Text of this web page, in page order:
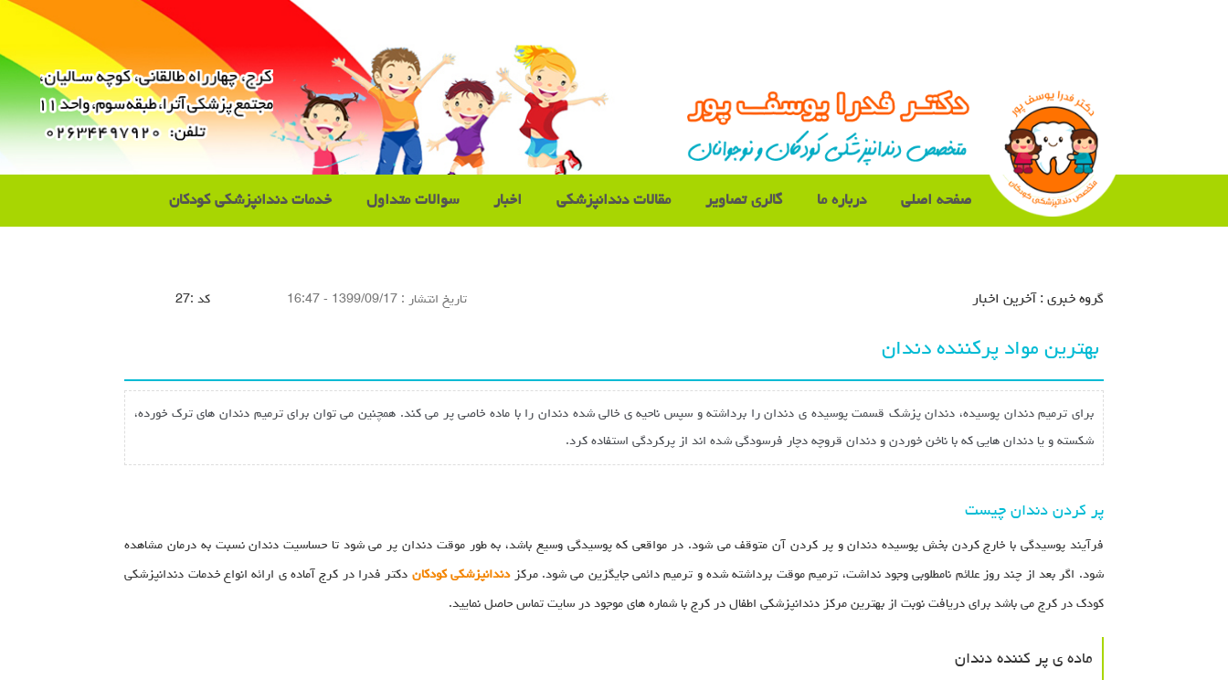
صفحه اصلی درباره ما گالری تصاویر مقالات دندانپزشکی اخبار سوالات متداول خدمات دندانپزشکی کودکان
گروه خبري : آخرین اخبار تاريخ انتشار : 1399/09/17 - 16:47 كد :27
بهترین مواد پرکننده دندان
برای ترمیم دندان پوسیده، دندان پزشک قسمت پوسیده ی دندان را برداشته و سپس ناحیه ی خالی شده دندان را با ماده خاصی پر می کند. همچنین می توان برای ترمیم دندان های ترک خورده،
شکسته و یا دندان هایی که با ناخن خوردن و دندان قروچه دچار فرسودگی شده اند از پرکردگی استفاده کرد.
پر کردن دندان چیست
فرآیند پوسیدگی با خارج کردن بخش پوسیده دندان و پر کردن آن متوقف می شود. در مواقعی که پوسیدگی وسیع باشد، به طور موقت دندان پر می شود تا حساسیت دندان نسبت به درمان مشاهده
شود. اگر بعد از چند روز علائم نامطلوبی وجود نداشت، ترمیم موقت برداشته شده و ترمیم دائمی جایگزین می شود. مرکزدندانپزشکی کودکان دکتر فدرا در کرج آماده ی ارائه انواع خدمات دندانپزشکی
کودک در کرج می باشد برای دریافت نوبت از بهترین مرکز دندانپزشکی اطفال در کرج با شماره های موجود در سایت تماس حاصل نمایید.
ماده ی پر کننده دندان